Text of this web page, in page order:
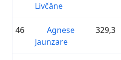
Livčāne
46
Agnese
Jaunzare
329,3